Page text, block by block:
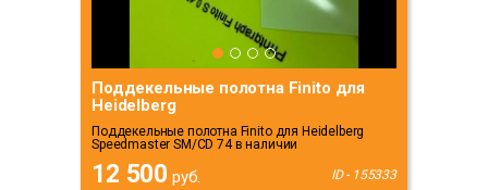
Поддекельные полотна Finito для
Heidelberg
Поддекельные полотна Finito для Heidelberg
Speedmaster SM/CD 74 в наличии
12 500 руб. ID - 155333